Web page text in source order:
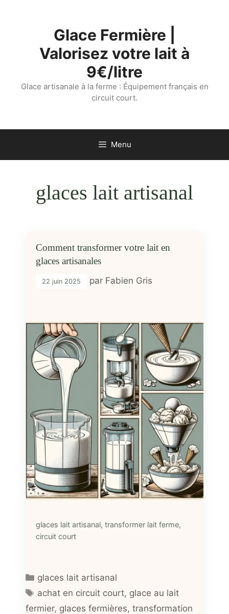
Glace Fermière |
Valorisez votre lait à
9€/litre
Glace artisanale à la ferme : Équipement français en
circuit court.
Menu
glaces lait artisanal
Comment transformer votre lait en
glaces artisanales
22 juin 2025 par Fabien Gris
glaces lait artisanal, transformer lait ferme,
circuit court
Catégories
glaces lait artisanal
Étiquettes
achat en circuit court, glace au lait
fermier, glaces fermières, transformation